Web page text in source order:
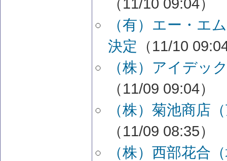
（11/10 09:04）
（有）エー・エ
決定 （11/10
（株）アイデッ
（11/09 09:04）
（株）菊池商店
（11/09 08:35）
（株）西部花合